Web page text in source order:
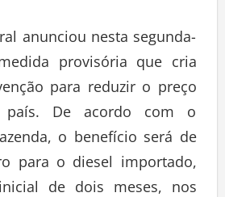
anunciou nesta segunda-
provisória que cria
para reduzir o preço
De acordo com o
o benefício será de
para o diesel importado,
de dois meses, nos